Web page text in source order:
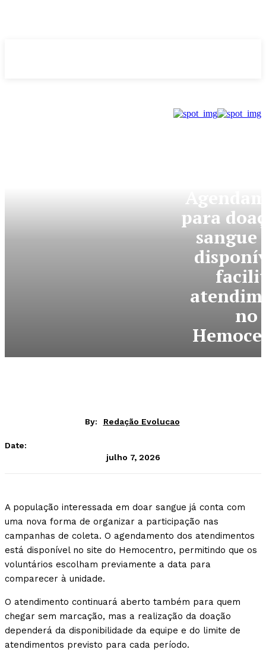
para
sangue
no
By: Redação Evolucao
Date:
julho 7, 2026
A população interessada em doar sangue já conta com
uma nova forma de organizar a participação nas
campanhas de coleta. O agendamento dos atendimentos
está disponível no site do Hemocentro, permitindo que os
voluntários escolham previamente a data para
comparecer à unidade.
O atendimento continuará aberto também para quem
chegar sem marcação, mas a realização da doação
dependerá da disponibilidade da equipe e do limite de
atendimentos previsto para cada período.